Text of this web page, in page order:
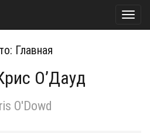
Главная
О’Дауд
O'Dowd